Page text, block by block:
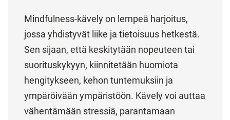
Mindfulness-kävely on lempeä harjoitus,
jossa yhdistyvät liike ja tietoisuus hetkestä.
Sen sijaan, että keskitytään nopeuteen tai
suorituskykyyn, kiinnitetään huomiota
hengitykseen, kehon tuntemuksiin ja
ympäröivään ympäristöön. Kävely voi auttaa
vähentämään stressiä, parantamaan